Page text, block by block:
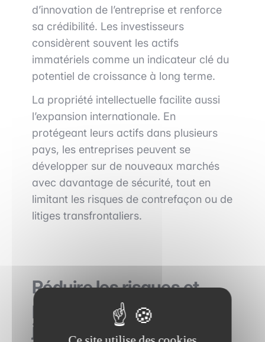
d’innovation de l’entreprise et renforce
sa crédibilité. Les investisseurs
considèrent souvent les actifs
immatériels comme un indicateur clé du
potentiel de croissance à long terme.
La propriété intellectuelle facilite aussi
l’expansion internationale. En
protégeant leurs actifs dans plusieurs
pays, les entreprises peuvent se
développer sur de nouveaux marchés
avec davantage de sécurité, tout en
limitant les risques de contrefaçon ou de
litiges transfrontaliers.
Réduire les risques et
prévenir les conflits
juridiques